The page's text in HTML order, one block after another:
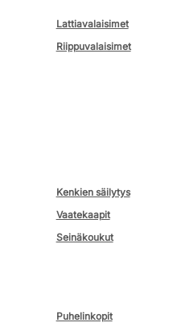
Lattiavalaisimet
Riippuvalaisimet
Kenkien säilytys
Vaatekaapit
Seinäkoukut
Puhelinkopit